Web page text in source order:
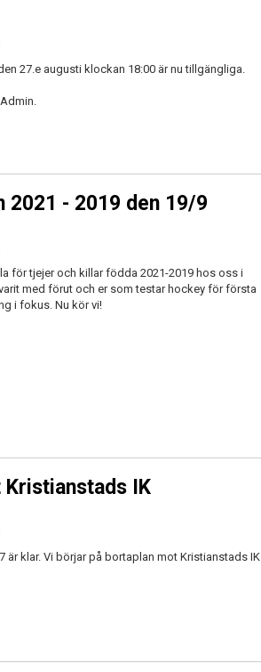
27.e augusti klockan 18:00 är nu tillgängliga.
- 2019 den 19/9
för tjejer och killar födda 2021-2019 hos oss i
med förut och er som testar hockey för första
i fokus. Nu kör vi!
Kristianstads IK
klar. Vi börjar på bortaplan mot Kristianstads IK